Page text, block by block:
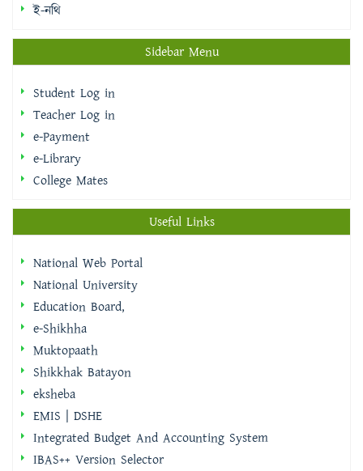
ই-নথি
Sidebar Menu
Student Log in
Teacher Log in
e-Payment
e-Library
College Mates
Useful Links
National Web Portal
National University
Education Board,
e-Shikhha
Muktopaath
Shikkhak Batayon
eksheba
EMIS | DSHE
Integrated Budget And Accounting System
IBAS++ Version Selector